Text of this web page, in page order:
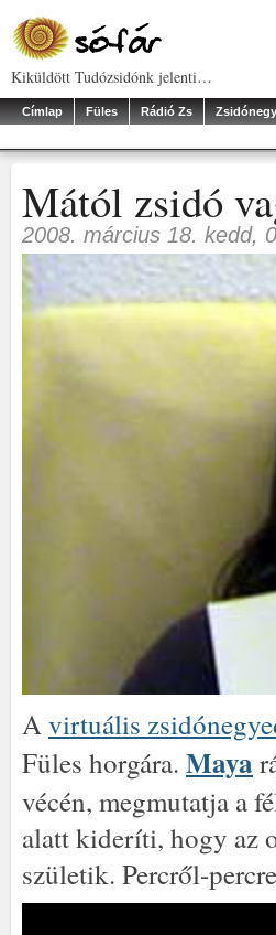
Kiküldött Tudózsidónk jelenti…
Címlap Füles Rádió Zs
Mától zsidó
2008. március 18. kedd,
Avirtuális
Füles horgára. Maya
vécén, megmutatja a
alatt kideríti, hogy az
születik. Percről-